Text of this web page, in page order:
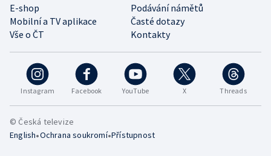
Instagram Facebook YouTube X Threads
E-shop
Podávání námětů
Mobilní a TV aplikace
Časté dotazy
Vše o ČT
Kontakty
© Česká televize
English•Ochrana soukromí•Přístupnost